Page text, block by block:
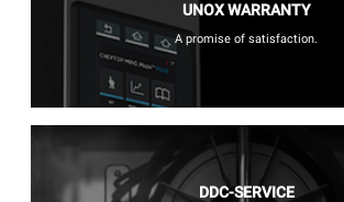
UNOX WARRANTY
A promise of satisfaction.
DDC-SERVICE